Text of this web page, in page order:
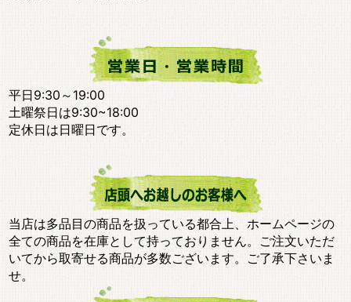
平日9:30～19:00
土曜祭日は9:30~18:00
定休日は日曜日です。
当店は多品目の商品を扱っている都合上、ホームページの
全ての商品を在庫として持っておりません。ご注文いただ
いてから取寄せる商品が多数ございます。ご了承下さいま
せ。